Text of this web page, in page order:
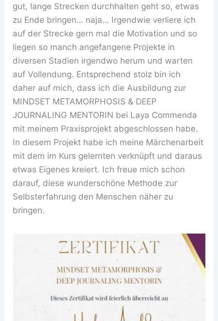
gut, lange Strecken durchhalten geht so, etwas
zu Ende bringen… naja… Irgendwie verliere ich
auf der Strecke gern mal die Motivation und so
liegen so manch angefangene Projekte in
diversen Stadien irgendwo herum und warten
auf Vollendung. Entsprechend stolz bin ich
daher auf mich, dass ich die Ausbildung zur
MINDSET METAMORPHOSIS & DEEP
JOURNALING MENTORIN bei Laya Commenda
mit meinem Praxisprojekt abgeschlossen habe.
In diesem Projekt habe ich meine Märchenarbeit
mit dem im Kurs gelernten verknüpft und daraus
etwas Eigenes kreiert. Ich freue mich schon
darauf, diese wunderschöne Methode zur
Selbsterfahrung den Menschen näher zu
bringen.